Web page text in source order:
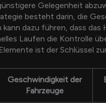
Gelegenheit
besteht darin, die
dazu führen, dass das
Laufen die Kontrolle
ist der Schlüssel
Geschwindigkeit der
Fahrzeuge